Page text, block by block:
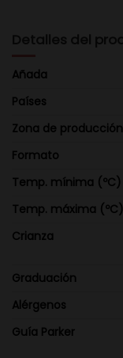
Detalles del
Añada
Países
Zona de producción
Formato
Temp. mínima (ºC)
Temp. máxima (ºC)
Crianza
Graduación
Alérgenos
Guía Parker